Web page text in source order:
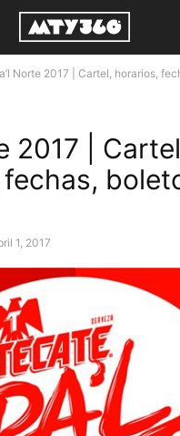
Norte 2017 | Cartel, horarios,
2017 |
1, 2017